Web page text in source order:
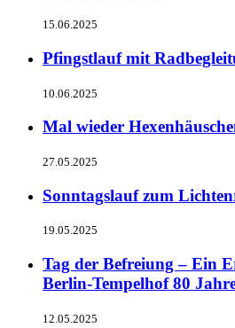
15.06.2025
Pfingstlauf mit
10.06.2025
Mal wieder
27.05.2025
Sonntagslauf zum
19.05.2025
Tag der Befreiung – Ein
Berlin-Tempelhof 80
12.05.2025